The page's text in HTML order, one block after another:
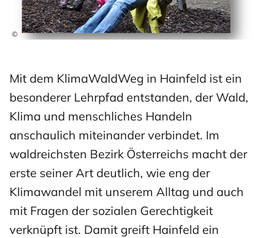
©
Mit dem KlimaWaldWeg in Hainfeld ist ein
besonderer Lehrpfad entstanden, der Wald,
Klima und menschliches Handeln
anschaulich miteinander verbindet. Im
waldreichsten Bezirk Österreichs macht der
erste seiner Art deutlich, wie eng der
Klimawandel mit unserem Alltag und auch
mit Fragen der sozialen Gerechtigkeit
verknüpft ist. Damit greift Hainfeld ein